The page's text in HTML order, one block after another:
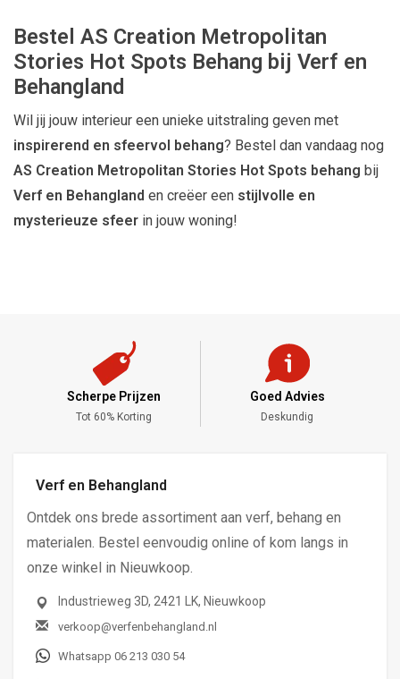
Bestel AS Creation Metropolitan
Stories Hot Spots Behang bij Verf en
Behangland
Wil jij jouw interieur een unieke uitstraling geven met
inspirerend en sfeervol behang? Bestel dan vandaag nog
AS Creation Metropolitan Stories Hot Spots behang bij
Verf en Behangland en creëer een stijlvolle en
mysterieuze sfeer in jouw woning!
Scherpe Prijzen
Tot 60% Korting
Goed Advies
Deskundig
Verf en Behangland
Ontdek ons brede assortiment aan verf, behang en
materialen. Bestel eenvoudig online of kom langs in
onze winkel in Nieuwkoop.
Industrieweg 3D, 2421 LK, Nieuwkoop
verkoop@verfenbehangland.nl
Whatsapp 06 213 030 54